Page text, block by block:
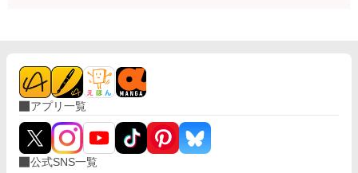
アプリ一覧
公式SNS一覧